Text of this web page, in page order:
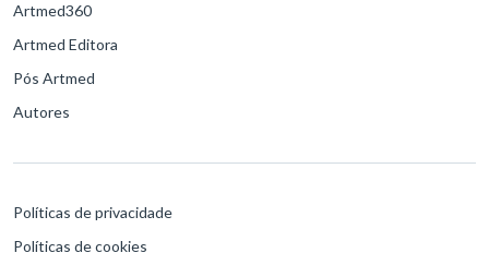
Artmed360
Artmed Editora
Pós Artmed
Autores
Políticas de privacidade
Políticas de cookies